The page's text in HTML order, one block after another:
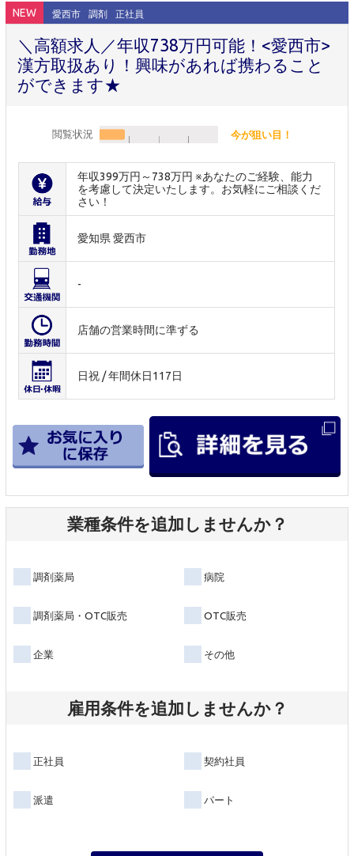
NEW 愛西市 調剤 正社員
＼高額求人／年収738万円可能！<愛西市>
漢方取扱あり！興味があれば携わること
ができます★
閲覧状況 今が狙い目！
年収399万円～738万円 ※あなたのご経験、能力
を考慮して決定いたします。お気軽にご相談くだ
さい！
愛知県 愛西市
-
店舗の営業時間に準ずる
日祝 / 年間休日117日
業種条件を追加しませんか？
調剤薬局 病院
調剤薬局・OTC販売 OTC販売
企業 その他
雇用条件を追加しませんか？
正社員 契約社員
派遣 パート